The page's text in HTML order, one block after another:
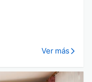
Ver más